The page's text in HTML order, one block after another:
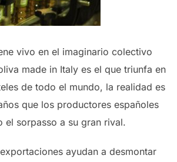
vivo en el imaginario colectivo
made in Italy es el que triunfa en
de todo el mundo, la realidad es
que los productores españoles
el sorpasso a su gran rival.
ayudan a desmontar